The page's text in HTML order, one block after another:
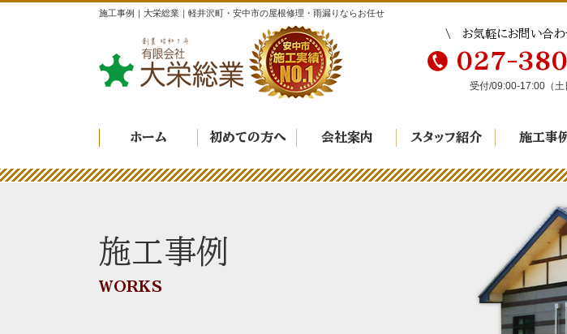
施工事例｜大栄総業｜軽井沢町・安中市の屋根修理・雨漏りならお任せ
お気軽にお問い合
027-
受付/09:00-17:00（土
ホーム 初めての方へ 会社案内 スタッフ紹介 施工事
施工事例
WORKS